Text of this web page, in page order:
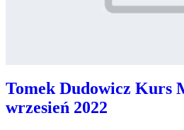
Tomek Dudowicz Kurs
wrzesień 2022